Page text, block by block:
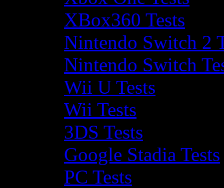
XBox360 Tests
Nintendo Switch 2
Nintendo Switch
Wii U Tests
Wii Tests
3DS Tests
Google Stadia Tests
PC Tests